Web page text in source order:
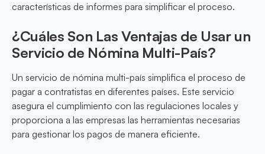
características de informes para simplificar el proceso.
¿Cuáles Son Las Ventajas de Usar un
Servicio de Nómina Multi-País?
Un servicio de nómina multi-país simplifica el proceso de
pagar a contratistas en diferentes países. Este servicio
asegura el cumplimiento con las regulaciones locales y
proporciona a las empresas las herramientas necesarias
para gestionar los pagos de manera eficiente.